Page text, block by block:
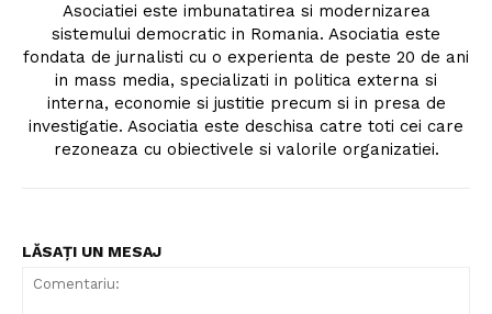
Asociatiei este imbunatatirea si modernizarea
sistemului democratic in Romania. Asociatia este
fondata de jurnalisti cu o experienta de peste 20 de ani
in mass media, specializati in politica externa si
interna, economie si justitie precum si in presa de
investigatie. Asociatia este deschisa catre toti cei care
rezoneaza cu obiectivele si valorile organizatiei.
LĂSAȚI UN MESAJ